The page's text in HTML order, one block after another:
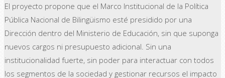
El proyecto propone que el Marco Institucional de la Política
Pública Nacional de Bilingüismo esté presidido por una
Dirección dentro del Ministerio de Educación, sin que suponga
nuevos cargos ni presupuesto adicional. Sin una
institucionalidad fuerte, sin poder para interactuar con todos
los segmentos de la sociedad y gestionar recursos el impacto